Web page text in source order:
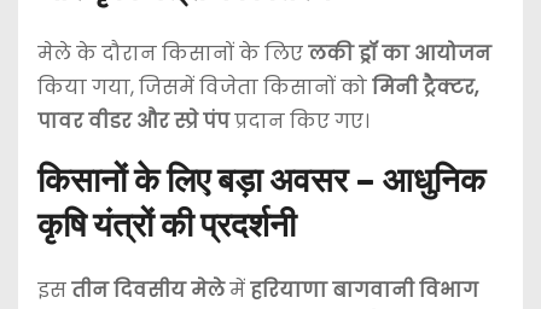
मेले के दौरान किसानों के लिएलकी ड्रॉ का आयोजन
किया गया, जिसमें विजेता किसानों कोमिनी ट्रैक्टर,
पावर वीडर और स्प्रे पंपप्रदान किए गए।
किसानों के लिए बड़ा अवसर – आधुनिक
कृषि यंत्रों की प्रदर्शनी
इसतीन दिवसीय मेलेमेंहरियाणा बागवानी विभाग